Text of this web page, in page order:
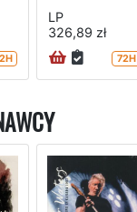
LP
326,89 zł
72H